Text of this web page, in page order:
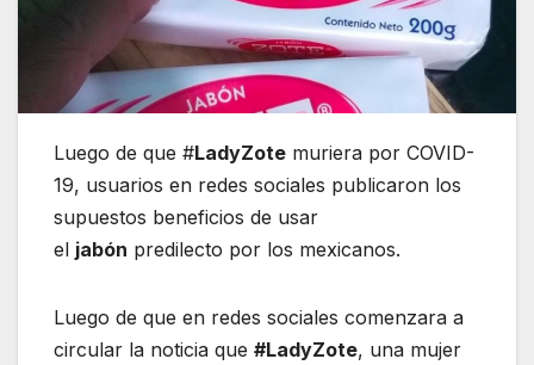
Luego de que #LadyZote muriera por COVID-
19, usuarios en redes sociales publicaron los
supuestos beneficios de usar
el jabón predilecto por los mexicanos.
Luego de que en redes sociales comenzara a
circular la noticia que #LadyZote, una mujer